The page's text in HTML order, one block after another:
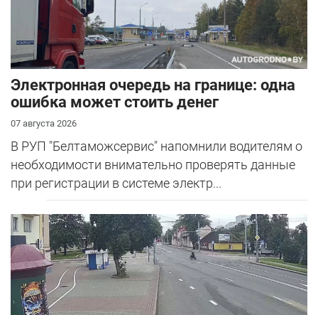
Электронная очередь на границе: одна
ошибка может стоить денег
07 августа 2026
В РУП "Белтаможсервис" напомнили водителям о
необходимости внимательно проверять данные
при регистрации в системе электр...